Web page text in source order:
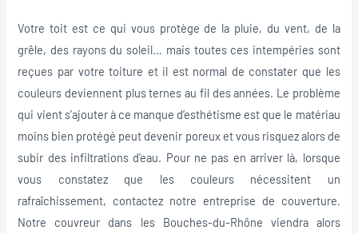
Votre toit est ce qui vous protège de la pluie, du vent, de la
grêle, des rayons du soleil… mais toutes ces intempéries sont
reçues par votre toiture et il est normal de constater que les
couleurs deviennent plus ternes au fil des années. Le problème
qui vient s’ajouter à ce manque d’esthétisme est que le matériau
moins bien protégé peut devenir poreux et vous risquez alors de
subir des infiltrations d’eau. Pour ne pas en arriver là, lorsque
vous constatez que les couleurs nécessitent un
rafraîchissement, contactez notre entreprise de couverture.
Notre couvreur dans les Bouches-du-Rhône viendra alors